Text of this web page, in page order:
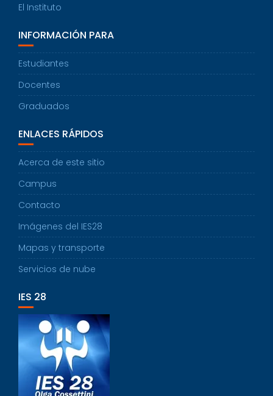
El Instituto
INFORMACIÓN PARA
Estudiantes
Docentes
Graduados
ENLACES RÁPIDOS
Acerca de este sitio
Campus
Contacto
Imágenes del IES28
Mapas y transporte
Servicios de nube
IES 28